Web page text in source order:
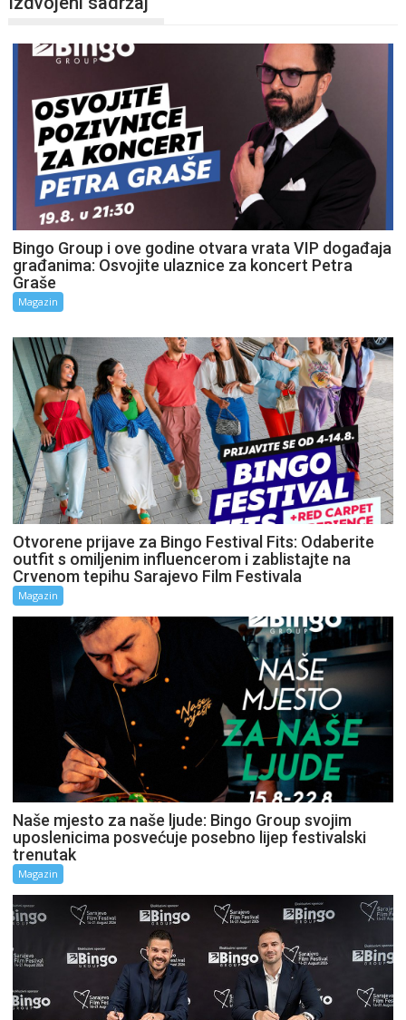
Bingo Group i ove godine otvara vrata VIP događaja
građanima: Osvojite ulaznice za koncert Petra
Graše
Magazin
Otvorene prijave za Bingo Festival Fits: Odaberite
outfit s omiljenim influencerom i zablistajte na
Crvenom tepihu Sarajevo Film Festivala
Magazin
Naše mjesto za naše ljude: Bingo Group svojim
uposlenicima posvećuje posebno lijep festivalski
trenutak
Magazin